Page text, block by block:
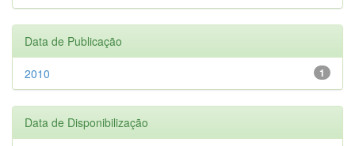
Data de Publicação
1
2010
Data de Disponibilização